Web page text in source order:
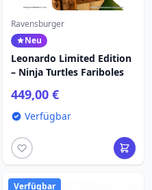
Ravensburger
Neu
Leonardo Limited Edition
– Ninja Turtles Fariboles
449,00 €
Verfügbar
Verfügbar